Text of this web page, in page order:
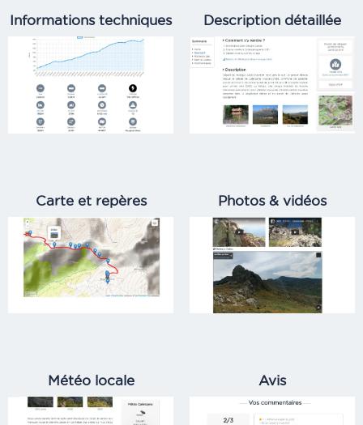
Informations techniques Description détaillée
Carte et repères Photos & vidéos
Météo locale Avis